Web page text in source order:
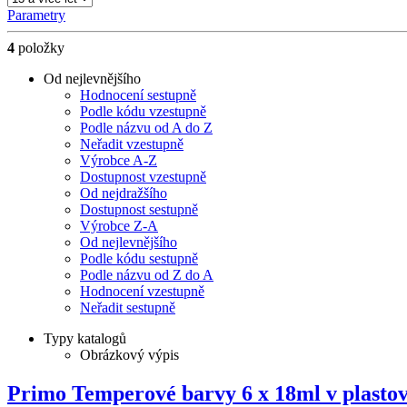
Parametry
4 položky
Od nejlevnějšího
Hodnocení sestupně
Podle kódu vzestupně
Podle názvu od A do Z
Neřadit vzestupně
Výrobce A-Z
Dostupnost vzestupně
Od nejdražšího
Dostupnost sestupně
Výrobce Z-A
Od nejlevnějšího
Podle kódu sestupně
Podle názvu od Z do A
Hodnocení vzestupně
Neřadit sestupně
Typy katalogů
Obrázkový výpis
Primo Temperové barvy 6 x 18ml v